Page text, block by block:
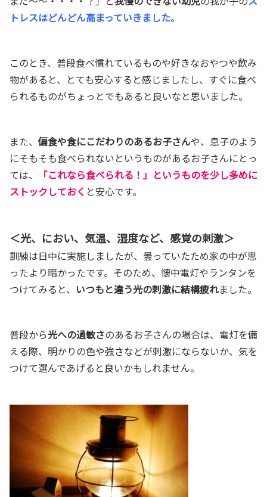
トレスはどんどん高まっていきました。
このとき、普段食べ慣れているものや好きなおやつや飲み
物があると、とても安心すると感じましたし、すぐに食べ
られるものがちょっとでもあると良いなと思いました。
また、 偏食や食にこだわりのあるお子さんや、息子のよう
にそもそも食べられないというものがあるお子さんにとっ
ては、
「これなら食べられる！」というものを少し多めに
ストックしておく と安心です。
＜光、におい、気温、湿度など、感覚の刺激＞
訓練は日中に実施しましたが、曇っていたため家の中が思
ったより暗かったです。そのため、懐中電灯やランタンを
つけてみると、 いつもと違う光の刺激に結構疲れました。
普段から光への過敏さのあるお子さんの場合は、電灯を備
える際、明かりの色や強さなどが刺激にならないか、気を
つけて選んであげると良いかもしれません。